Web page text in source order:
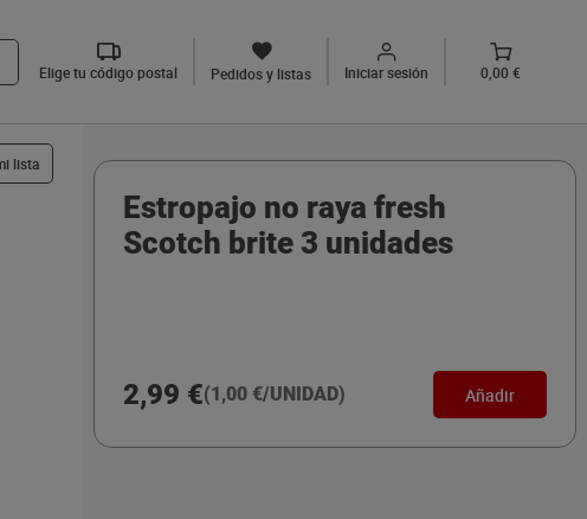
Elige tu código postal Pedidos y listas Iniciar sesión 0,00 €
lista
Estropajo no raya fresh
Scotch brite 3 unidades
2,99 €(1,00 €/UNIDAD) Añadir